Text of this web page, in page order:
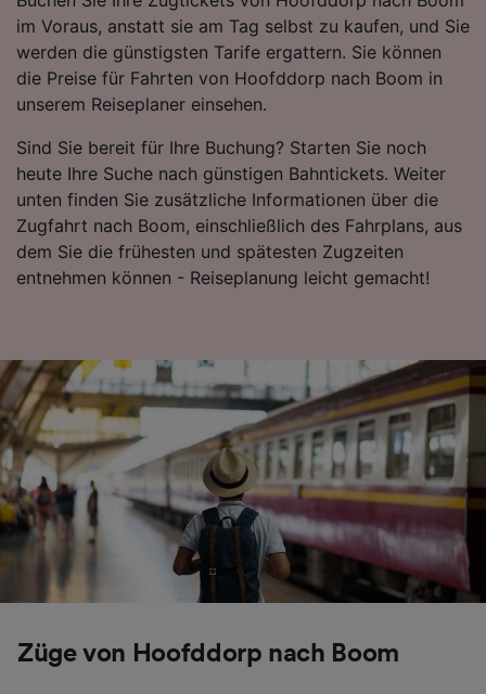
im Voraus, anstatt sie am Tag selbst zu kaufen, und Sie
werden die günstigsten Tarife ergattern. Sie können
die Preise für Fahrten von Hoofddorp nach Boom in
unserem Reiseplaner einsehen.
Sind Sie bereit für Ihre Buchung? Starten Sie noch
heute Ihre Suche nach günstigen Bahntickets. Weiter
unten finden Sie zusätzliche Informationen über die
Zugfahrt nach Boom, einschließlich des Fahrplans, aus
dem Sie die frühesten und spätesten Zugzeiten
entnehmen können - Reiseplanung leicht gemacht!
Züge von Hoofddorp nach Boom
Folgendes bereitzustellen:
Verwendung genauer Standortdaten.
Endgeräteeigenschaften zur Identifikation
aktiv abfragen. Speichern von oder Zugriff auf
Informationen auf einem Endgerät.
von Werbeleistung und der Performance von
Inhalten, Zielgruppenforschung sowie
Entwicklung und Verbesserung von
Angeboten.
Liste der Partner (Lieferanten)